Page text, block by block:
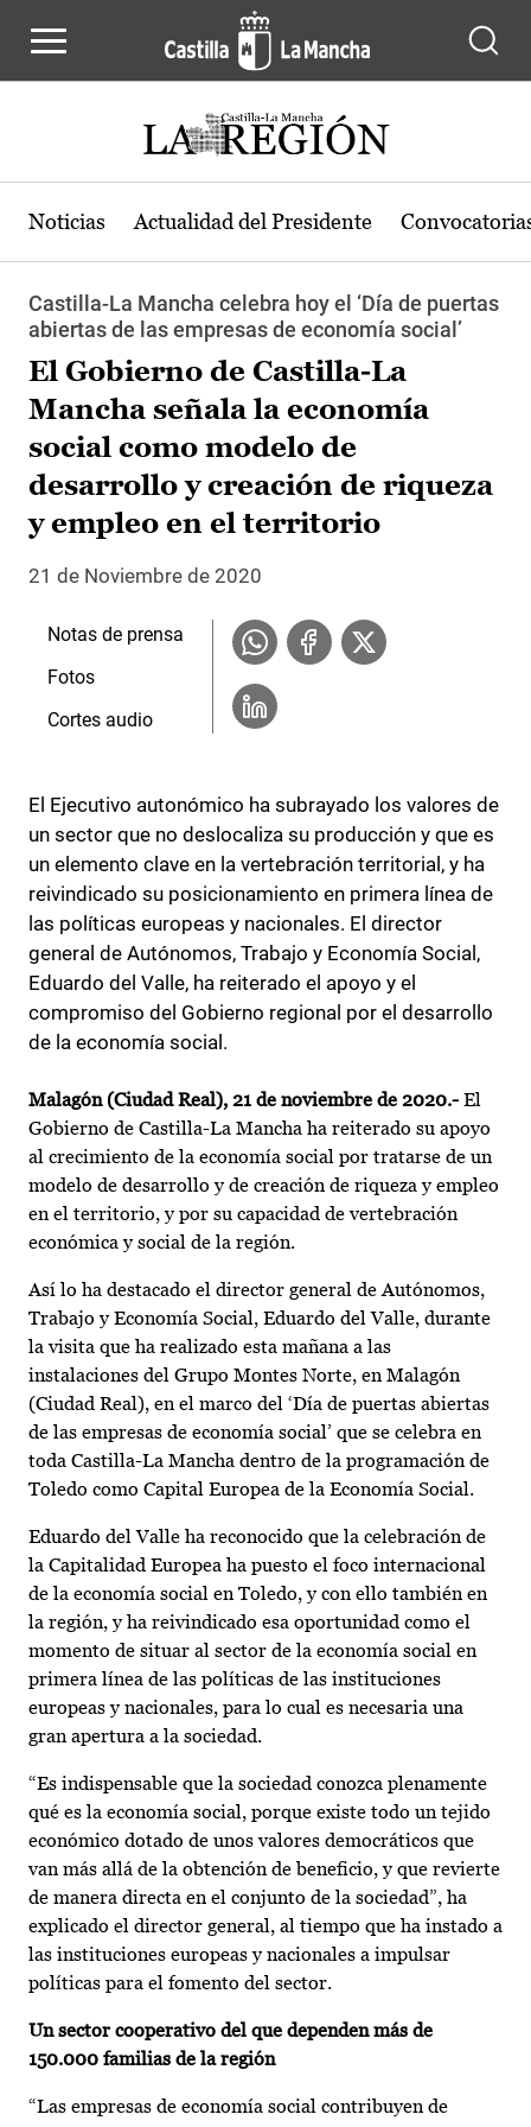
Noticias Actualidad del Presidente
Castilla-La Mancha celebra hoy el ‘Día de puertas
abiertas de las empresas de economía social’
El Gobierno de Castilla-La
Mancha señala la economía
social como modelo de
desarrollo y creación de riqueza
y empleo en el territorio
21 de Noviembre de 2020
El Ejecutivo autonómico ha subrayado los valores de
un sector que no deslocaliza su producción y que es
un elemento clave en la vertebración territorial, y ha
reivindicado su posicionamiento en primera línea de
las políticas europeas y nacionales. El director
general de Autónomos, Trabajo y Economía Social,
Eduardo del Valle, ha reiterado el apoyo y el
compromiso del Gobierno regional por el desarrollo
de la economía social.
Malagón (Ciudad Real), 21 de noviembre de 2020.- El
Gobierno de Castilla-La Mancha ha reiterado su apoyo
al crecimiento de la economía social por tratarse de un
modelo de desarrollo y de creación de riqueza y empleo
en el territorio, y por su capacidad de vertebración
económica y social de la región.
Así lo ha destacado el director general de Autónomos,
Trabajo y Economía Social, Eduardo del Valle, durante
la visita que ha realizado esta mañana a las
instalaciones del Grupo Montes Norte, en Malagón
(Ciudad Real), en el marco del ‘Día de puertas abiertas
de las empresas de economía social’ que se celebra en
toda Castilla-La Mancha dentro de la programación de
Toledo como Capital Europea de la Economía Social.
Eduardo del Valle ha reconocido que la celebración de
la Capitalidad Europea ha puesto el foco internacional
de la economía social en Toledo, y con ello también en
la región, y ha reivindicado esa oportunidad como el
momento de situar al sector de la economía social en
primera línea de las políticas de las instituciones
europeas y nacionales, para lo cual es necesaria una
gran apertura a la sociedad.
“Es indispensable que la sociedad conozca plenamente
qué es la economía social, porque existe todo un tejido
económico dotado de unos valores democráticos que
van más allá de la obtención de beneficio, y que revierte
de manera directa en el conjunto de la sociedad”, ha
explicado el director general, al tiempo que ha instado a
las instituciones europeas y nacionales a impulsar
políticas para el fomento del sector.
Un sector cooperativo del que dependen más de
150.000 familias de la región
“Las empresas de economía social contribuyen de
Notas de prensa
Fotos
Cortes audio